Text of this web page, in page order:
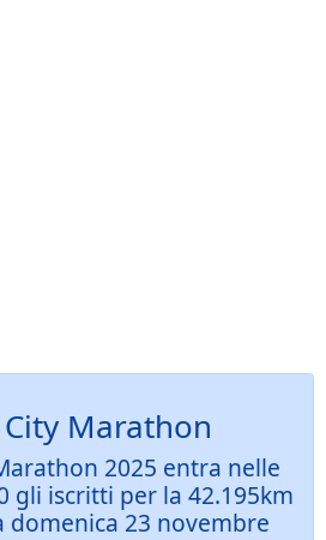
Marathon
2025 entra nelle
gli iscritti per la 42.195km
23 novembre